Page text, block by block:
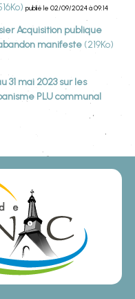
publié le 02/09/2024 à 09:14
Acquisition publique
manifeste (219Ko)
31 mai 2023 sur les
PLU communal